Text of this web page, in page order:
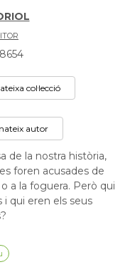
col·lecció
autor
de la nostra història,
foren acusades de
a la foguera. Però qui
qui eren els seus